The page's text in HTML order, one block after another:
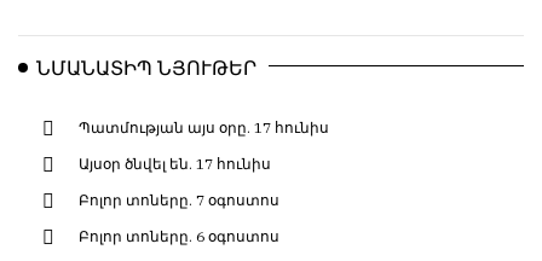
ՆՄԱՆԱՏԻՊ ՆՅՈՒԹԵՐ
Պատմության այս օրը. 17 հունիս
Այսօր ծնվել են. 17 հունիս
Բոլոր տոները. 7 օգոստոս
Բոլոր տոները. 6 օգոստոս